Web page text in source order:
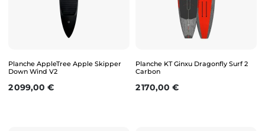
Planche AppleTree Apple Skipper
Down Wind V2
Prix
2 099,00 €
Planche KT Ginxu Dragonfly Surf 2
Carbon
Prix
2 170,00 €